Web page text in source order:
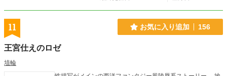
11 お気に入り追加 156
王宮仕えのロゼ
埴輪